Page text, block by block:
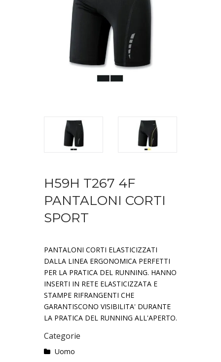
H59H T267 4F
PANTALONI CORTI
SPORT
PANTALONI CORTI ELASTICIZZATI
DALLA LINEA ERGONOMICA PERFETTI
PER LA PRATICA DEL RUNNING. HANNO
INSERTI IN RETE ELASTICIZZATA E
STAMPE RIFRANGENTI CHE
GARANTISCONO VISIBILITA' DURANTE
LA PRATICA DEL RUNNING ALL'APERTO.
Categorie
Uomo